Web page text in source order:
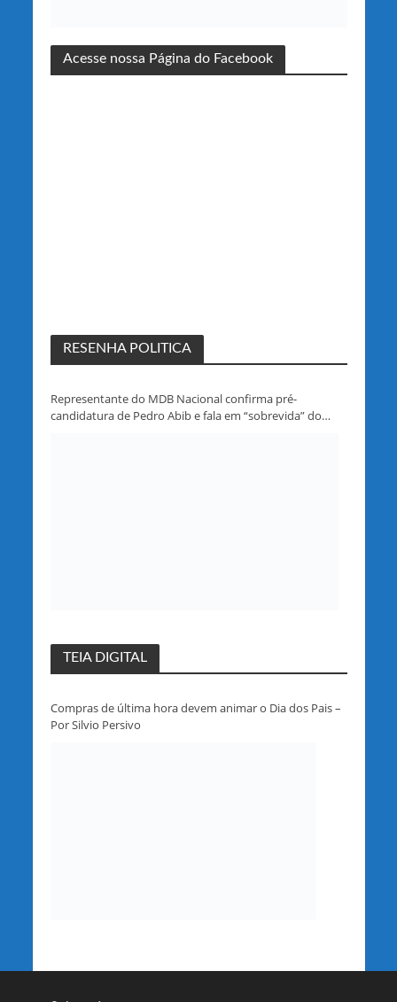
Acesse nossa Página do Facebook
RESENHA POLITICA
Representante do MDB Nacional confirma pré-
candidatura de Pedro Abib e fala em “sobrevida” do
TEIA DIGITAL
Compras de última hora devem animar o Dia dos Pais –
Por Silvio Persivo